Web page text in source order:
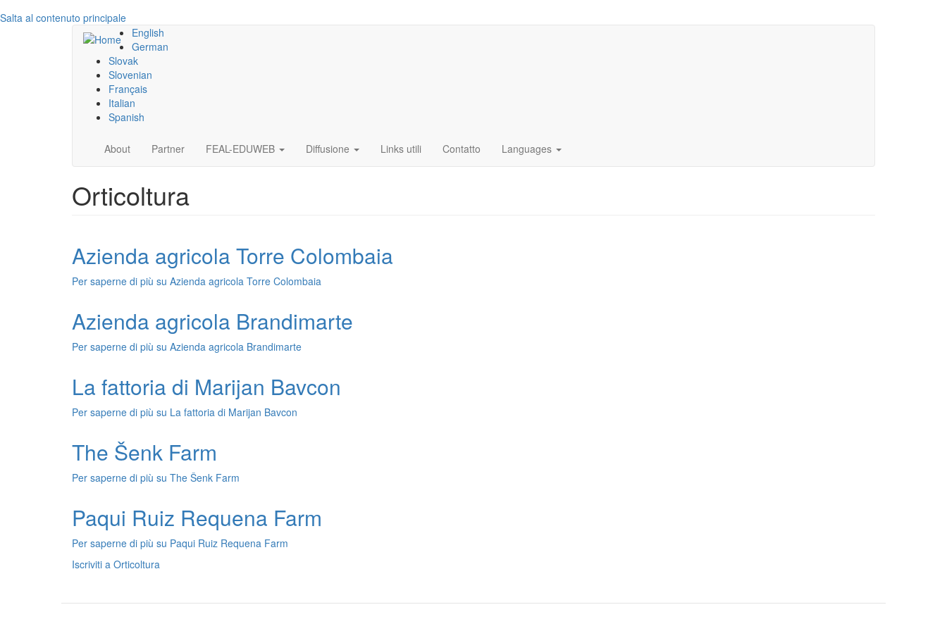
Salta al contenuto principale
English
German
Slovak
Slovenian
Français
Italian
Spanish
Main
navigation
About Partner FEAL-EDUWEB Diffusione Links utili Contatto Languages
Orticoltura
Azienda agricola Torre Colombaia
Per saperne di più su Azienda agricola Torre Colombaia
Azienda agricola Brandimarte
Per saperne di più su Azienda agricola Brandimarte
La fattoria di Marijan Bavcon
Per saperne di più su La fattoria di Marijan Bavcon
The Šenk Farm
Per saperne di più su The Šenk Farm
Paqui Ruiz Requena Farm
Per saperne di più su Paqui Ruiz Requena Farm
Iscriviti a Orticoltura